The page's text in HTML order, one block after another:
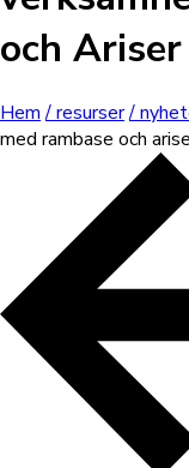
och Ariser
Hem/ resurser/
med rambase och